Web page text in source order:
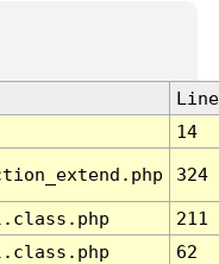
Line
14
324
211
62